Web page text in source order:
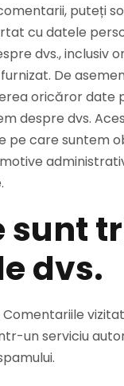
puteți
cu datele
dvs., inclusiv
De
oricăror date
despre dvs.
pe care suntem
sunt
dvs.
Comentariile
un serviciu